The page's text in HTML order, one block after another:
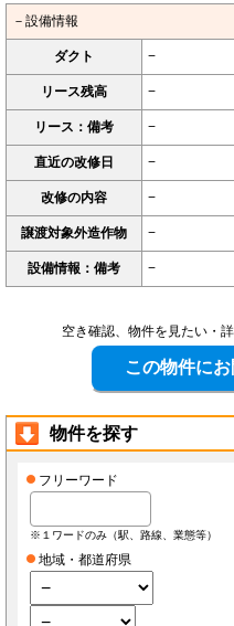
－設備情報
ダクト −
リース残高 −
リース：備考 −
直近の改修日 −
改修の内容 −
譲渡対象外造作物 −
設備情報：備考 −
空き確認、物件を見たい・
物件を探す
フリーワード
※１ワードのみ（駅、路線、業態等）
地域・都道府県